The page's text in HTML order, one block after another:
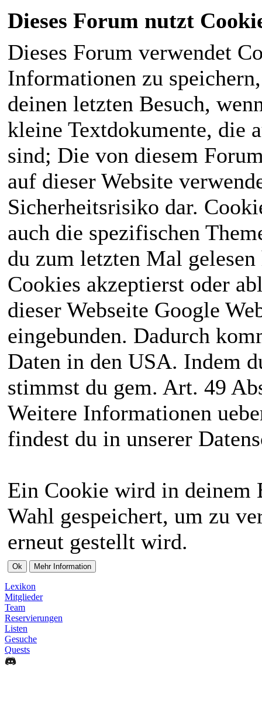
Dieses Forum nutzt
Dieses Forum verwendet
Informationen zu
deinen letzten Besuch,
kleine Textdokumente, die
sind; Die von diesem
auf dieser Website
Sicherheitsrisiko dar.
auch die spezifischen
du zum letzten Mal
Cookies akzeptierst oder
dieser Webseite Google
eingebunden. Dadurch
Daten in den USA. Indem
stimmst du gem. Art. 49
Weitere Informationen
findest du in unserer
Ein Cookie wird in deinem
Wahl gespeichert, um zu
erneut gestellt wird.
Lexikon
Mitglieder
Team
Reservierungen
Listen
Gesuche
Quests